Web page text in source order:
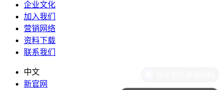
企业文化
加入我们
营销网络
资料下载
联系我们
中文
新官网